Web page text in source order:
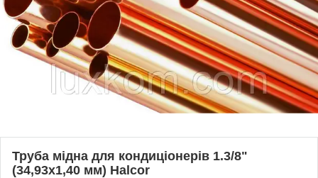
Труба мідна для кондиціонерів 1.3/8"
(34,93х1,40 мм) Halcor